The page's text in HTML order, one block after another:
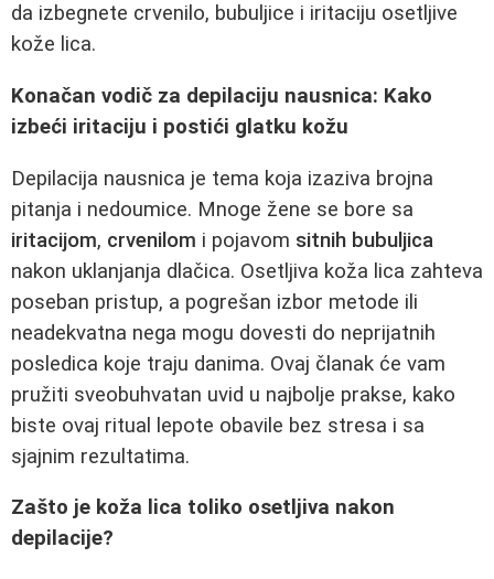
da izbegnete crvenilo, bubuljice i iritaciju osetljive
kože lica.
Konačan vodič za depilaciju nausnica: Kako
izbeći iritaciju i postići glatku kožu
Depilacija nausnica je tema koja izaziva brojna
pitanja i nedoumice. Mnoge žene se bore sa
iritacijom, crvenilom i pojavom sitnih bubuljica
nakon uklanjanja dlačica. Osetljiva koža lica zahteva
poseban pristup, a pogrešan izbor metode ili
neadekvatna nega mogu dovesti do neprijatnih
posledica koje traju danima. Ovaj članak će vam
pružiti sveobuhvatan uvid u najbolje prakse, kako
biste ovaj ritual lepote obavile bez stresa i sa
sjajnim rezultatima.
Zašto je koža lica toliko osetljiva nakon
depilacije?